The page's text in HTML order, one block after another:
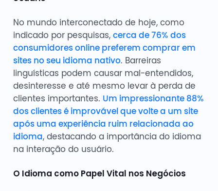
No mundo interconectado de hoje, como
indicado por pesquisas, cerca de 76% dos
consumidores online preferem comprar em
sites no seu idioma nativo. Barreiras
linguísticas podem causar mal-entendidos,
desinteresse e até mesmo levar à perda de
clientes importantes. Um impressionante 88%
dos clientes é improvável que volte a um site
após uma experiência ruim relacionada ao
idioma, destacando a importância do idioma
na interação do usuário.
O Idioma como Papel Vital nos Negócios